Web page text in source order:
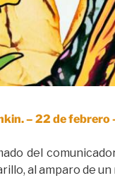
– 22 de febrero
del
al amparo de